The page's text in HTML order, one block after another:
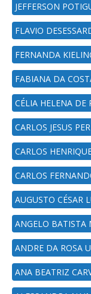
JEFFERSON
FLAVIO
FERNANDA
FABIANA DA
CÉLIA HELENA DE
CARLOS JESUS
CARLOS
CARLOS
AUGUSTO CÉSAR
ANGELO BATISTA
ANDRE DA ROSA
ANA BEATRIZ